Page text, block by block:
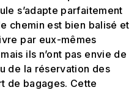
s’adapte parfaitement
chemin est bien balisé et
par eux-mêmes
ils n’ont pas envie de
de la réservation des
de bagages. Cette